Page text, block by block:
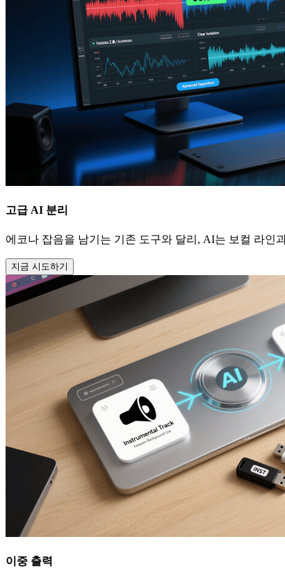
고급 AI 분리
에코나 잡음을 남기는 기존 도구와 달리, AI는 보컬 라인
지금 시도하기
이중 출력